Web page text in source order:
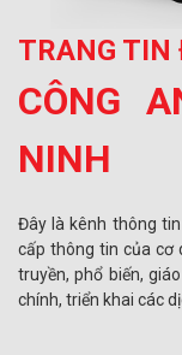
TRANG TIN
CÔNG
NINH
Đây là kênh thông
cấp thông tin của cơ
truyền, phổ biến,
chính, triển khai các